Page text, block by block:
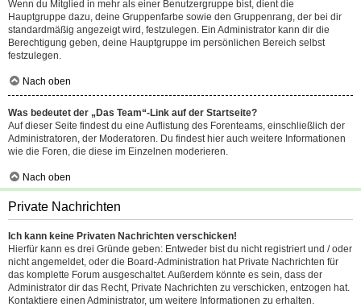
Wenn du Mitglied in mehr als einer Benutzergruppe bist, dient die
Hauptgruppe dazu, deine Gruppenfarbe sowie den Gruppenrang, der bei dir
standardmäßig angezeigt wird, festzulegen. Ein Administrator kann dir die
Berechtigung geben, deine Hauptgruppe im persönlichen Bereich selbst
festzulegen.
Nach oben
Was bedeutet der „Das Team“-Link auf der Startseite?
Auf dieser Seite findest du eine Auflistung des Forenteams, einschließlich der
Administratoren, der Moderatoren. Du findest hier auch weitere Informationen
wie die Foren, die diese im Einzelnen moderieren.
Nach oben
Private Nachrichten
Ich kann keine Privaten Nachrichten verschicken!
Hierfür kann es drei Gründe geben: Entweder bist du nicht registriert und / oder
nicht angemeldet, oder die Board-Administration hat Private Nachrichten für
das komplette Forum ausgeschaltet. Außerdem könnte es sein, dass der
Administrator dir das Recht, Private Nachrichten zu verschicken, entzogen hat.
Kontaktiere einen Administrator, um weitere Informationen zu erhalten.